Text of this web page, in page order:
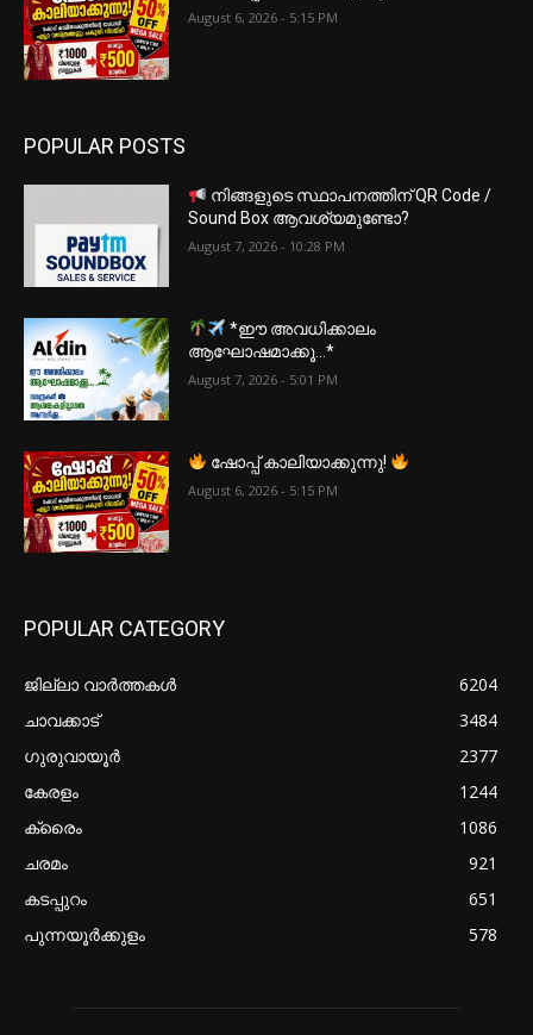
August 6, 2026 - 5:15 PM
POPULAR POSTS
നിങ്ങളുടെ സ്ഥാപനത്തിന് QR Code /
Sound Box ആവശ്യമുണ്ടോ?
August 7, 2026 - 10:28 PM
*ഈ അവധിക്കാലം
ആഘോഷമാക്കൂ…*
August 7, 2026 - 5:01 PM
ഷോപ്പ് കാലിയാക്കുന്നു!
August 6, 2026 - 5:15 PM
POPULAR CATEGORY
ജില്ലാ വാർത്തകൾ
6204
ചാവക്കാട്
3484
ഗുരുവായൂർ
2377
കേരളം
1244
ക്രൈം
1086
ചരമം
921
കടപ്പുറം
651
പുന്നയൂർക്കുളം
578